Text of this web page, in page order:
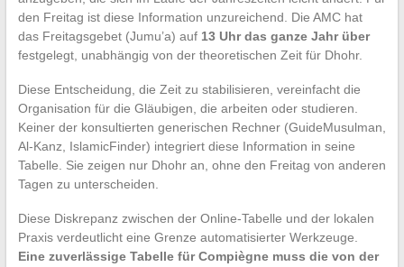
den Freitag ist diese Information unzureichend. Die AMC hat
das Freitagsgebet (Jumu’a) auf 13 Uhr das ganze Jahr über
festgelegt, unabhängig von der theoretischen Zeit für Dhohr.
Diese Entscheidung, die Zeit zu stabilisieren, vereinfacht die
Organisation für die Gläubigen, die arbeiten oder studieren.
Keiner der konsultierten generischen Rechner (GuideMusulman,
Al-Kanz, IslamicFinder) integriert diese Information in seine
Tabelle. Sie zeigen nur Dhohr an, ohne den Freitag von anderen
Tagen zu unterscheiden.
Diese Diskrepanz zwischen der Online-Tabelle und der lokalen
Praxis verdeutlicht eine Grenze automatisierter Werkzeuge.
Eine zuverlässige Tabelle für Compiègne muss die von der